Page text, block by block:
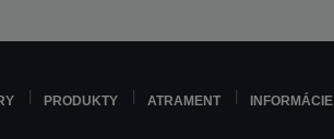
PRODUKTY ATRAMENT INFORMÁCIE